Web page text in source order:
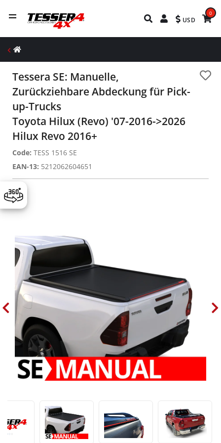
USD
0
Tessera SE: Manuelle,
Zurückziehbare Abdeckung für Pick-
up-Trucks
Toyota Hilux (Revo) '07-2016->2026
Hilux Revo 2016+
Code: TESS 1516 SE
EAN-13: 5212062604651